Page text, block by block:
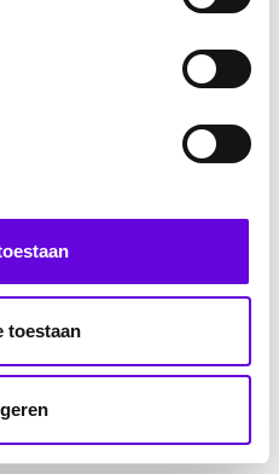
toestaan